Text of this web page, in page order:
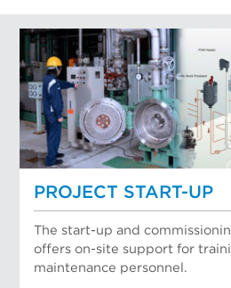
PROJECT START-UP
The start-up and
offers on-site support for
maintenance personnel.